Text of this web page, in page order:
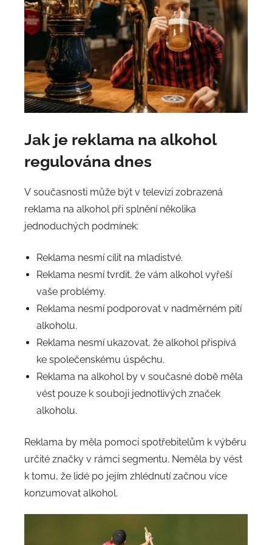
Jak je reklama na alkohol
regulována dnes
V současnosti může být v televizi zobrazená
reklama na alkohol při splnění několika
jednoduchých podmínek:
Reklama nesmí cílit na mladistvé.
Reklama nesmí tvrdit, že vám alkohol vyřeší
vaše problémy.
Reklama nesmí podporovat v nadměrném pití
alkoholu.
Reklama nesmí ukazovat, že alkohol přispívá
ke společenskému úspěchu.
Reklama na alkohol by v současné době měla
vést pouze k souboji jednotlivých značek
alkoholu.
Reklama by měla pomoci spotřebitelům k výběru
určité značky v rámci segmentu. Neměla by vést
k tomu, že lidé po jejím zhlédnutí začnou více
konzumovat alkohol.